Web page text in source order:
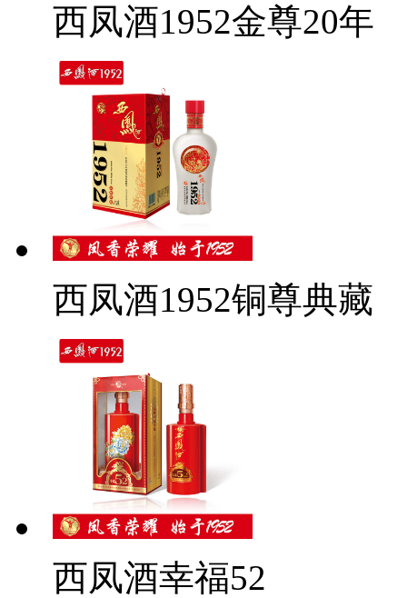
西凤酒1952金尊20年
西凤酒1952铜尊典藏
西凤酒幸福52